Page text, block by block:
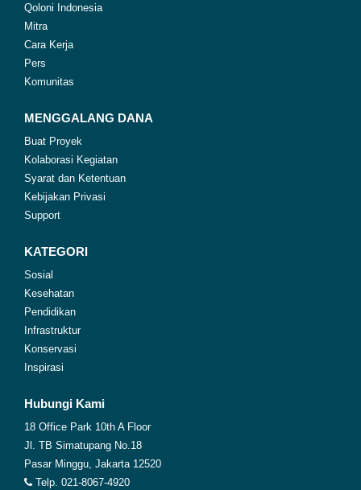
Qoloni Indonesia
Mitra
Cara Kerja
Pers
Komunitas
MENGGALANG DANA
Buat Proyek
Kolaborasi Kegiatan
Syarat dan Ketentuan
Kebijakan Privasi
Support
KATEGORI
Sosial
Kesehatan
Pendidikan
Infrastruktur
Konservasi
Inspirasi
Hubungi Kami
18 Office Park 10th A Floor
Jl. TB Simatupang No.18
Pasar Minggu, Jakarta 12520
Telp. 021-8067-4920